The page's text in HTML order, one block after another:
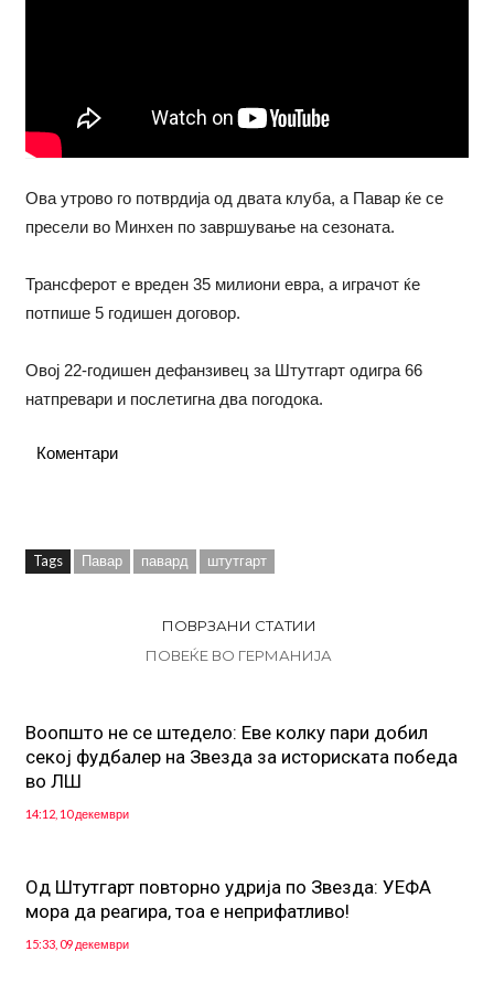
Ова утрово го потврдија од двата клуба, а Павар ќе се
пресели во Минхен по завршување на сезоната.
Трансферот е вреден 35 милиони евра, а играчот ќе
потпише 5 годишен договор.
Овој 22-годишен дефанзивец за Штутгарт одигра 66
натпревари и послетигна два погодока.
Коментари
Tags Павар павард штутгарт
ПОВРЗАНИ СТАТИИ
ПОВЕЌЕ ВО ГЕРМАНИЈА
Воопшто не се штедело: Еве колку пари добил
секој фудбалер на Звезда за историската победа
во ЛШ
14:12, 10 декември
Oд Штутгарт повторно удрија по Звезда: УЕФА
мора да реагира, тоа е неприфатливо!
15:33, 09 декември